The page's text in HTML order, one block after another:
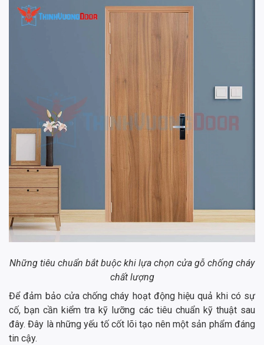
Những tiêu chuẩn bắt buộc khi lựa chọn cửa gỗ chống cháy
chất lượng
Để đảm bảo cửa chống cháy hoạt động hiệu quả khi có sự
cố, bạn cần kiểm tra kỹ lưỡng các tiêu chuẩn kỹ thuật sau
đây. Đây là những yếu tố cốt lõi tạo nên một sản phẩm đáng
tin cậy.